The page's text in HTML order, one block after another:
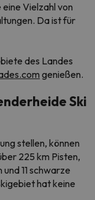
Vielzahl von
Da ist für
des Landes
genießen.
Ski
stellen, können
225 km Pisten,
11 schwarze
hat keine